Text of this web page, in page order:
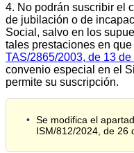
4. No podrán suscribir el
de jubilación o de
Social, salvo en los
tales prestaciones en que
TAS/2865/2003, de 13 de
convenio especial en el
permite su suscripción.
Se modifica el
ISM/812/2024, de 26